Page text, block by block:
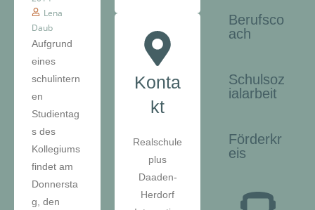
Konta
kt
Realschule
plus
Daaden-
Herdorf
Lena
Daub
Aufgrund
eines
schulintern
en
Studientag
s des
Kollegiums
findet am
Donnersta
g, den
Berufsco
ach
Schulsoz
ialarbeit
Förderkr
eis